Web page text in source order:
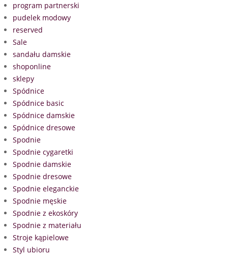
program partnerski
pudelek modowy
reserved
Sale
sandału damskie
shoponline
sklepy
Spódnice
Spódnice basic
Spódnice damskie
Spódnice dresowe
Spodnie
Spodnie cygaretki
Spodnie damskie
Spodnie dresowe
Spodnie eleganckie
Spodnie męskie
Spodnie z ekoskóry
Spodnie z materiału
Stroje kąpielowe
Styl ubioru